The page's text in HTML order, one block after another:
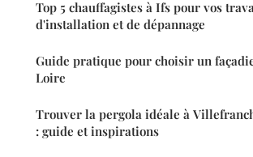
Top 5 chauffagistes à Ifs pour vos
d'installation et de dépannage
Guide pratique pour choisir un
Loire
Trouver la pergola idéale à
: guide et inspirations